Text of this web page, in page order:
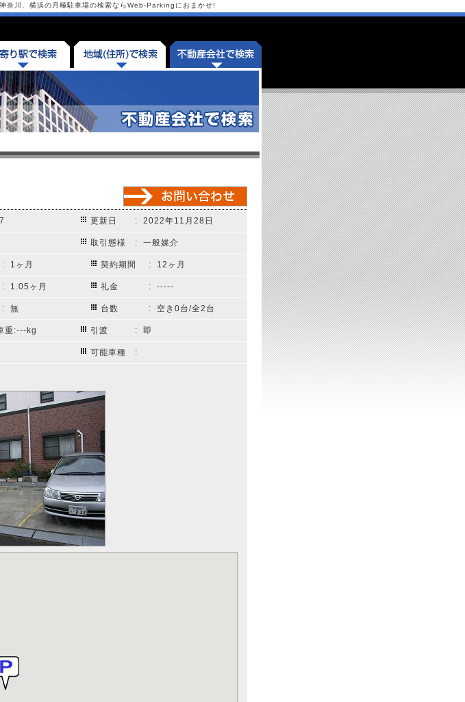
奈川、横浜の月極駐車場の検索ならWeb-Parkingにおまかせ!
更新日 : 2022年11月28日
取引態様 : 一般媒介
: 1ヶ月 契約期間 : 12ヶ月
: 1.05ヶ月 礼金 : -----
: 無 台数 : 空き0台/全2台
重:---kg 引渡 : 即
可能車種 :